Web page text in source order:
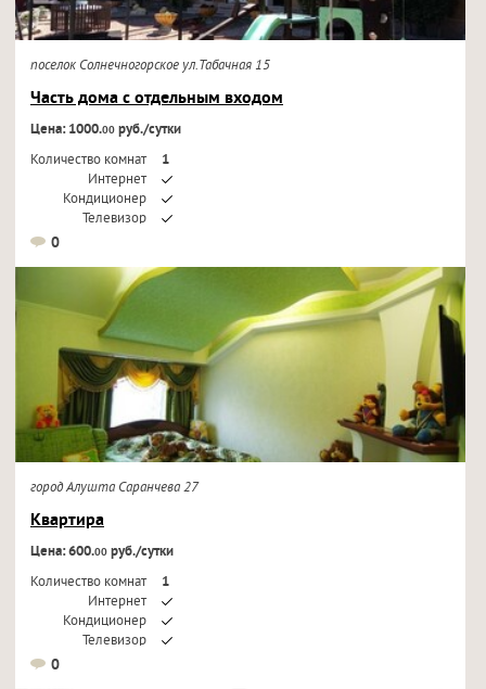
поселок Солнечногорское ул.Табачная 15
Часть дома с отдельным входом
Цена: 1000.00руб./сутки
Количество комнат
1
Интернет
Кондиционер
Телевизор
0
город Алушта Саранчева 27
Квартира
Цена: 600.00руб./сутки
Количество комнат
1
Интернет
Кондиционер
Телевизор
0